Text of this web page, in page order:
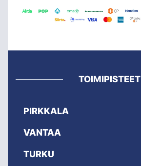
TOIMIPISTEET
PIRKKALA
VANTAA
TURKU